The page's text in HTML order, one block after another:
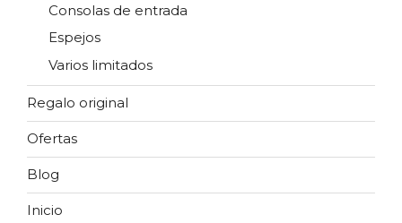
Consolas de entrada
Espejos
Varios limitados
Regalo original
Ofertas
Blog
Inicio